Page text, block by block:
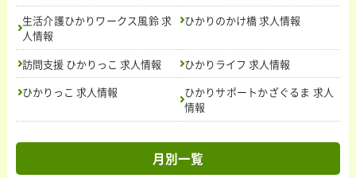
トップ
ニュース＆トピックス
お問い合わせ
活動内容
ごあいさつ
授産製品の紹介
求人情報
生活介護ひかりワークス風鈴 求
人情報
ひかりのかけ橋 求人情報
訪問支援 ひかりっこ 求人情報
ひかりライフ 求人情報
ひかりっこ 求人情報
ひかりサポートかざぐるま 求人
情報
月別一覧